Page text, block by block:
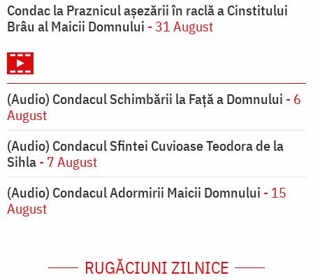
Condac la Praznicul aşezării în raclă a Cinstitului
Brâu al Maicii Domnului - 31 August
(Audio) Condacul Schimbării la Față a Domnului - 6
August
(Audio) Condacul Sfintei Cuvioase Teodora de la
Sihla- 7 August
(Audio) Condacul Adormirii Maicii Domnului - 15
August
RUGĂCIUNI ZILNICE